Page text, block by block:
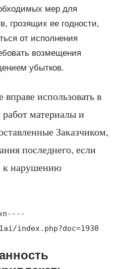
мер для
грозящих ее годности,
от исполнения
возмещения
убытков.
использовать в
материалы и
Заказчиком,
последнего, если
к нарушению
index.php?doc=1930